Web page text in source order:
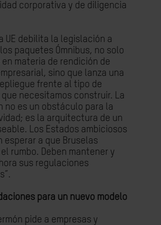
corporativa y de diligencia
UE debilita la legislación a
paquetes Ómnibus, no solo
materia de rendición de
sino que lanza una
frente al tipo de
necesitamos construir. La
no es un obstáculo para la
es la arquitectura de un
Los Estados ambiciosos
esperar a que Bruselas
rumbo. Deben mantener y
sus regulaciones
para un nuevo modelo
pide a empresas y